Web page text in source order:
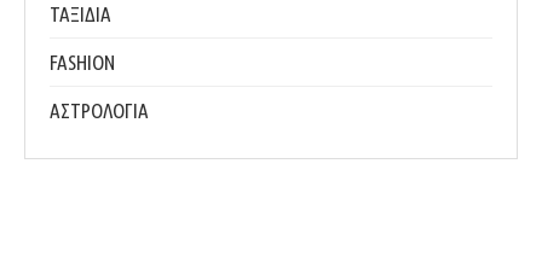
ΤΑΞΙΔΙΑ
FASHION
ΑΣΤΡΟΛΟΓΙΑ